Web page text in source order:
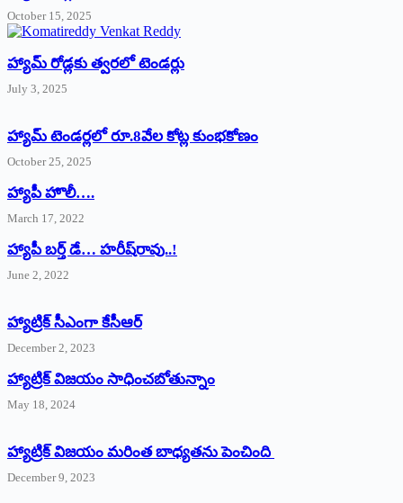
October 15, 2025
హ్యామ్‌ రోడ్లకు త్వరలో టెండర్లు
July 3, 2025
హ్యామ్‌ ‌టెండర్లలో రూ.8వేల కోట్ల కుంభకోణం
October 25, 2025
హ్యాపీ హొలీ….
March 17, 2022
హ్యాపీ బర్త్ ‌డే… హరీష్‌రావు..!
June 2, 2022
హ్యాట్రిక్‌ ‌సీఎంగా కేసీఆర్‌
December 2, 2023
హ్యాట్రిక్‌ విజయం సాధించబోతున్నాం
May 18, 2024
హ్యాట్రిక్ విజయం మరింత బాధ్యతను పెంచింది
December 9, 2023